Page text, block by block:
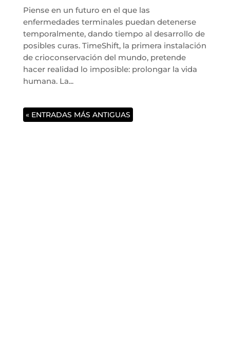
Piense en un futuro en el que las
enfermedades terminales puedan detenerse
temporalmente, dando tiempo al desarrollo de
posibles curas. TimeShift, la primera instalación
de crioconservación del mundo, pretende
hacer realidad lo imposible: prolongar la vida
humana. La...
« ENTRADAS MÁS ANTIGUAS